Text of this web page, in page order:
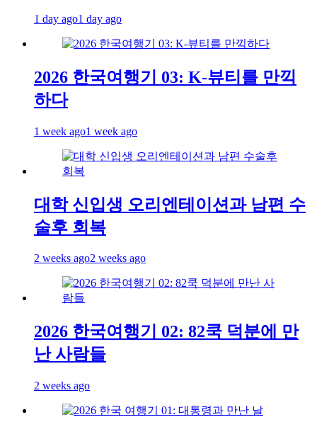
1 day ago1 day ago
2026 한국여행기 03: K-뷰티를 만끽
하다
1 week ago1 week ago
대학 신입생 오리엔테이션과 남편 수
술후 회복
2 weeks ago2 weeks ago
2026 한국여행기 02: 82쿡 덕분에 만
난 사람들
2 weeks ago